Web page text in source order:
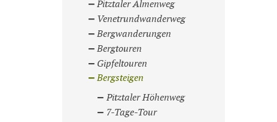
Pitztaler Almenweg
Venetrundwanderweg
Bergwanderungen
Bergtouren
Gipfeltouren
Bergsteigen
Pitztaler Höhenweg
7-Tage-Tour